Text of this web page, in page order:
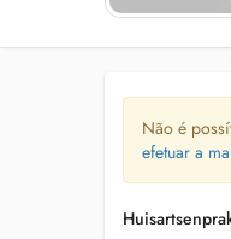
Não é
efetuar a